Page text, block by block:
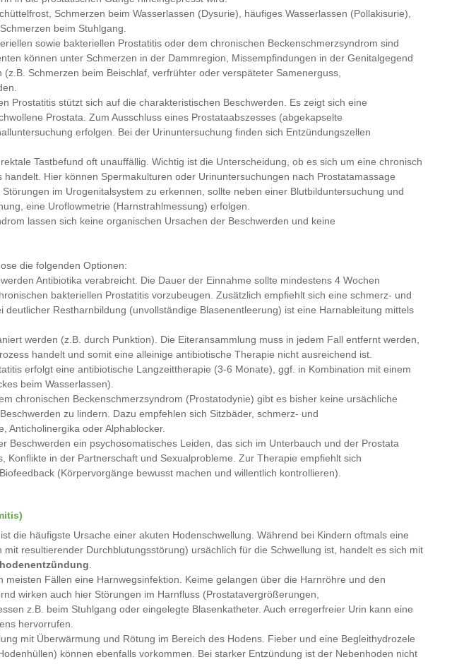
Schmerzen beim Wasserlassen (Dysurie), häufiges Wasserlassen (Pollakisurie),
beim Stuhlgang.
sowie bakteriellen Prostatitis oder dem chronischen Beckenschmerzsyndrom sind
können unter Schmerzen in der Dammregion, Missempfindungen in der Genitalgegend
Schmerzen beim Beischlaf, verfrühter oder verspäteter Samenerguss,
Prostatitis stützt sich auf die charakteristischen Beschwerden. Es zeigt sich eine
Prostata. Zum Ausschluss eines Prostataabszesses (abgekapselte
erfolgen. Bei der Urinuntersuchung finden sich Entzündungszellen
Tastbefund oft unauffällig. Wichtig ist die Unterscheidung, ob es sich um eine chronisch
Hier können Spermakulturen oder Urinuntersuchungen nach Prostatamassage
im Urogenitalsystem zu erkennen, sollte neben einer Blutbilduntersuchung und
eine Uroflowmetrie (Harnstrahlmessung) erfolgen.
lassen sich keine organischen Ursachen der Beschwerden und keine
die folgenden Optionen:
Antibiotika verabreicht. Die Dauer der Einnahme sollte mindestens 4 Wochen
bakteriellen Prostatitis vorzubeugen. Zusätzlich empfiehlt sich eine schmerz- und
Restharnbildung (unvollständige Blasenentleerung) ist eine Harnableitung mittels
werden (z.B. durch Punktion). Die Eiteransammlung muss in jedem Fall entfernt werden,
handelt und somit eine alleinige antibiotische Therapie nicht ausreichend ist.
erfolgt eine antibiotische Langzeittherapie (3-6 Monate), ggf. in Kombination mit einem
beim Wasserlassen).
chronischen Beckenschmerzsyndrom (Prostatodynie) gibt es bisher keine ursächliche
zu lindern. Dazu empfehlen sich Sitzbäder, schmerz- und
Anticholinergika oder Alphablocker.
Beschwerden ein psychosomatisches Leiden, das sich im Unterbauch und der Prostata
Konflikte in der Partnerschaft und Sexualprobleme. Zur Therapie empfiehlt sich
(Körpervorgänge bewusst machen und willentlich kontrollieren).
ist die häufigste Ursache einer akuten Hodenschwellung. Während bei Kindern oftmals eine
resultierender Durchblutungsstörung) ursächlich für die Schwellung ist, handelt es sich mit
meisten Fällen eine Harnwegsinfektion. Keime gelangen über die Harnröhre und den
wirken auch hier Störungen im Harnfluss (Prostatavergrößerungen,
z.B. beim Stuhlgang oder eingelegte Blasenkatheter. Auch erregerfreier Urin kann eine
hervorrufen.
mit Überwärmung und Rötung im Bereich des Hodens. Fieber und eine Begleithydrozele
können ebenfalls vorkommen. Bei starker Entzündung ist der Nebenhoden nicht